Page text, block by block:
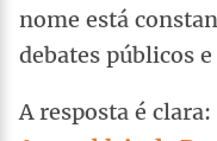
nome está
debates públicos
A resposta é